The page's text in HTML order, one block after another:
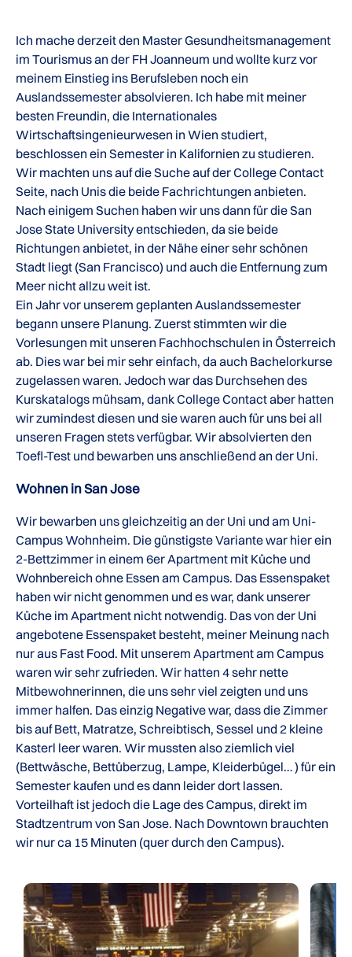
Ich mache derzeit den Master Gesundheitsmanagement
im Tourismus an der FH Joanneum und wollte kurz vor
meinem Einstieg ins Berufsleben noch ein
Auslandssemester absolvieren. Ich habe mit meiner
besten Freundin, die Internationales
Wirtschaftsingenieurwesen in Wien studiert,
beschlossen ein Semester in Kalifornien zu studieren.
Wir machten uns auf die Suche auf der College Contact
Seite, nach Unis die beide Fachrichtungen anbieten.
Nach einigem Suchen haben wir uns dann für die San
Jose State University entschieden, da sie beide
Richtungen anbietet, in der Nähe einer sehr schönen
Stadt liegt (San Francisco) und auch die Entfernung zum
Meer nicht allzu weit ist.
Ein Jahr vor unserem geplanten Auslandssemester
begann unsere Planung. Zuerst stimmten wir die
Vorlesungen mit unseren Fachhochschulen in Österreich
ab. Dies war bei mir sehr einfach, da auch Bachelorkurse
zugelassen waren. Jedoch war das Durchsehen des
Kurskatalogs mühsam, dank College Contact aber hatten
wir zumindest diesen und sie waren auch für uns bei all
unseren Fragen stets verfügbar. Wir absolvierten den
Toefl-Test und bewarben uns anschließend an der Uni.
Wohnen in San Jose
Wir bewarben uns gleichzeitig an der Uni und am Uni-
Campus Wohnheim. Die günstigste Variante war hier ein
2-Bettzimmer in einem 6er Apartment mit Küche und
Wohnbereich ohne Essen am Campus. Das Essenspaket
haben wir nicht genommen und es war, dank unserer
Küche im Apartment nicht notwendig. Das von der Uni
angebotene Essenspaket besteht, meiner Meinung nach
nur aus Fast Food. Mit unserem Apartment am Campus
waren wir sehr zufrieden. Wir hatten 4 sehr nette
Mitbewohnerinnen, die uns sehr viel zeigten und uns
immer halfen. Das einzig Negative war, dass die Zimmer
bis auf Bett, Matratze, Schreibtisch, Sessel und 2 kleine
Kasterl leer waren. Wir mussten also ziemlich viel
(Bettwäsche, Bettüberzug, Lampe, Kleiderbügel… ) für ein
Semester kaufen und es dann leider dort lassen.
Vorteilhaft ist jedoch die Lage des Campus, direkt im
Stadtzentrum von San Jose. Nach Downtown brauchten
wir nur ca 15 Minuten (quer durch den Campus).